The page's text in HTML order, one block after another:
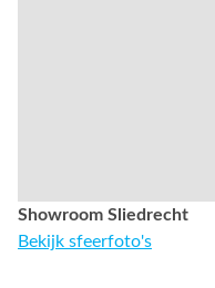
Showroom Sliedrecht
Bekijk sfeerfoto's